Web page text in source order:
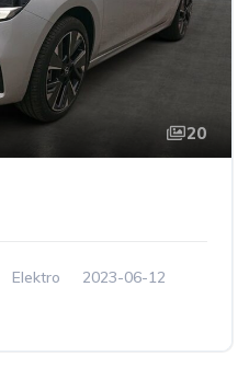
20
Elektro
2023-06-12